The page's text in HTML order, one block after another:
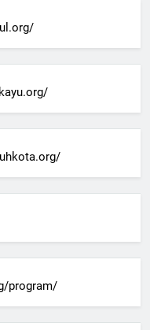
program/